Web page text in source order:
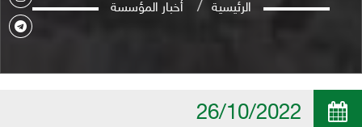
الرئيسية أخبار المؤسسة